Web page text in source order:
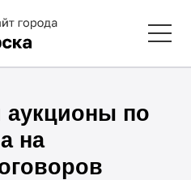
по
на